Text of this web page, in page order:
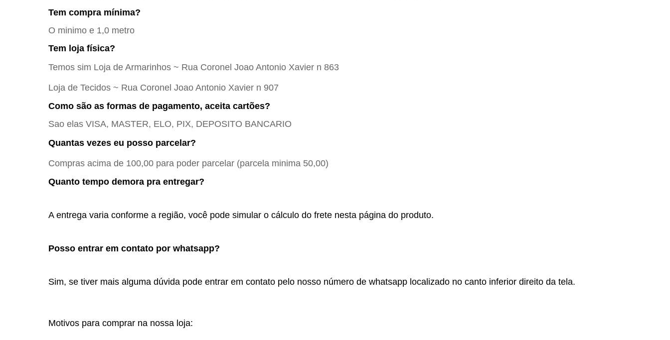
Tem compra mínima?
O minimo e 1,0 metro
Tem loja física?
Temos sim Loja de Armarinhos ~ Rua Coronel Joao Antonio Xavier n 863
Loja de Tecidos ~ Rua Coronel Joao Antonio Xavier n 907
Como são as formas de pagamento, aceita cartões?
Sao elas VISA, MASTER, ELO, PIX, DEPOSITO BANCARIO
Quantas vezes eu posso parcelar?
Compras acima de 100,00 para poder parcelar (parcela minima 50,00)
Quanto tempo demora pra entregar?
A entrega varia conforme a região, você pode simular o cálculo do frete nesta página do produto.
Posso entrar em contato por whatsapp?
Sim, se tiver mais alguma dúvida pode entrar em contato pelo nosso número de whatsapp localizado no canto inferior direito da tela.
Motivos para comprar na nossa loja: